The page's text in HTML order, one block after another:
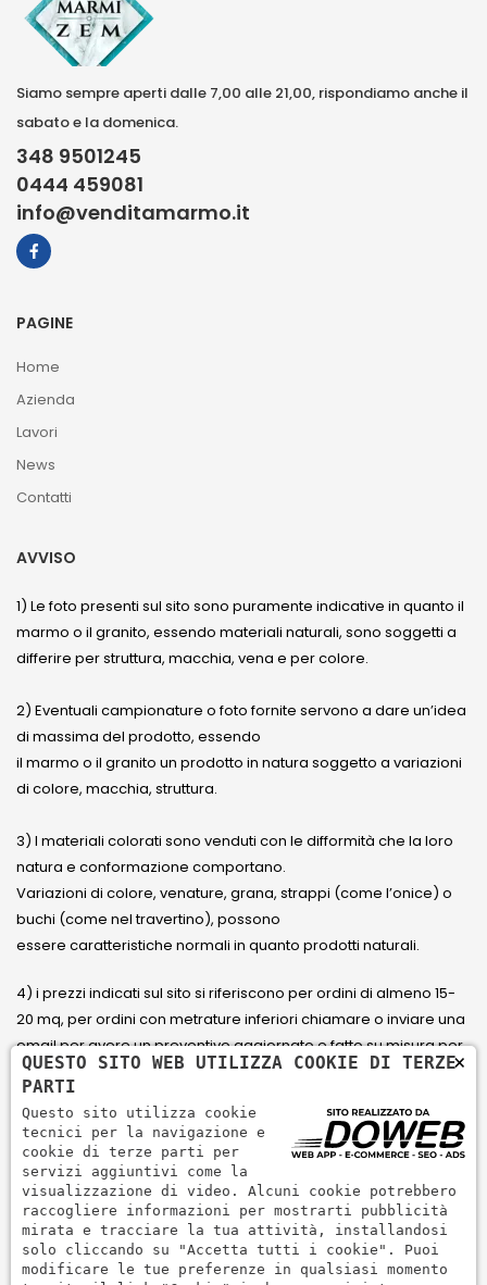
Siamo sempre aperti dalle 7,00 alle 21,00, rispondiamo anche il
sabato e la domenica.
348 9501245
0444 459081
info@venditamarmo.it
PAGINE
Home
Azienda
Lavori
News
Contatti
AVVISO
1) Le foto presenti sul sito sono puramente indicative in quanto il
marmo o il granito, essendo materiali naturali, sono soggetti a
differire per struttura, macchia, vena e per colore.
2) Eventuali campionature o foto fornite servono a dare un’idea
di massima del prodotto, essendo
il marmo o il granito un prodotto in natura soggetto a variazioni
di colore, macchia, struttura.
3) I materiali colorati sono venduti con le difformità che la loro
natura e conformazione comportano.
Variazioni di colore, venature, grana, strappi (come l’onice) o
buchi (come nel travertino), possono
essere caratteristiche normali in quanto prodotti naturali.
4) i prezzi indicati sul sito si riferiscono per ordini di almeno 15-
20 mq, per ordini con metrature inferiori chiamare o inviare una
email per avere un preventivo aggiornato e fatto su misura per
il cliente.
5) Paga con Carta di credito Visa, Visa Electron, Maestro,
Mastercard tramite il circuito PayPal. PayPal serve per pagare,
inviare denaro e accettare pagamenti in modo rapido,
semplice e sicuro.
×
QUESTO SITO WEB UTILIZZA COOKIE DI TERZE
PARTI
Questo sito utilizza cookie
tecnici per la navigazione e
cookie di terze parti per
servizi aggiuntivi come la
visualizzazione di video. Alcuni cookie potrebbero
raccogliere informazioni per mostrarti pubblicità
mirata e tracciare la tua attività, installandosi
solo cliccando su "Accetta tutti i cookie". Puoi
modificare le tue preferenze in qualsiasi momento